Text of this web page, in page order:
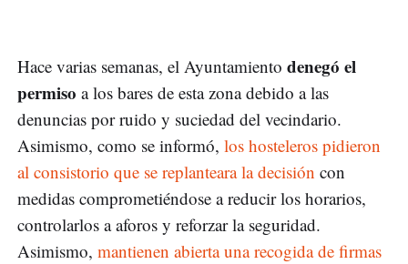
Hace varias semanas, el Ayuntamiento denegó el
permiso a los bares de esta zona debido a las
denuncias por ruido y suciedad del vecindario.
Asimismo, como se informó, los hosteleros pidieron
al consistorio que se replanteara la decisión con
medidas comprometiéndose a reducir los horarios,
controlarlos a aforos y reforzar la seguridad.
Asimismo, mantienen abierta una recogida de firmas